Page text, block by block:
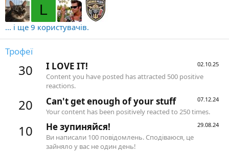
L
... і ще 9 користувачів.
Трофеї
30 02.10.25
I LOVE IT!
Content you have posted has attracted 500 positive
reactions.
20 07.12.24
Can't get enough of your stuff
Your content has been positively reacted to 250 times.
10 29.08.24
Не зупиняйся!
Ви написали 100 повідомлень. Сподіваюся, це
зайняло у вас не один день!